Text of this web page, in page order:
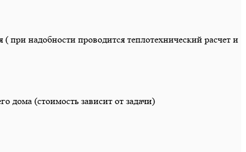
надобности проводится теплотехнический расчет и
дома (стоимость зависит от задачи)